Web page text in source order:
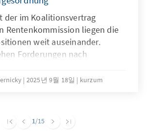
der im Koalitionsvertrag
Rentenkommission liegen die
weit auseinander.
Forderungen nach
Leistungen abgelehnt. Eine
zwar weiter das Ziel sein,
2025년 9월 18일 kurzum
1/15